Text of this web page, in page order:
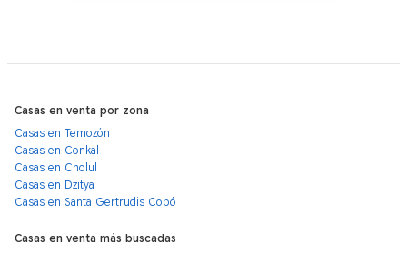
Casas en venta por zona
Casas en Temozón
Casas en Conkal
Casas en Cholul
Casas en Dzitya
Casas en Santa Gertrudis Copó
Casas en venta más buscadas